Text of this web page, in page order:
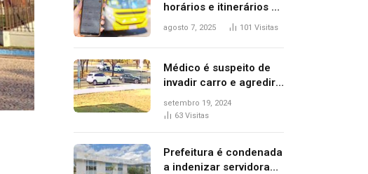
horários e itinerários de
ônibus a usuários do
agosto 7, 2025 101 Visitas
Médico é suspeito de
invadir carro e agredir
delegado aposentado
durante confusão no
setembro 19, 2024
63 Visitas
Prefeitura é condenada
a indenizar servidora